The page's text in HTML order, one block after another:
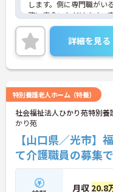
します。側に専門職がい
務に専念いただけます。
す。
ご興味ある方には、面接
詳細をお話しいたします
い。
詳細を見る
特別養護老人ホーム（特養）
社会福祉法人ひかり苑特別
かり苑
【山口県／光市】
て介護職員の募集
月収 20.8